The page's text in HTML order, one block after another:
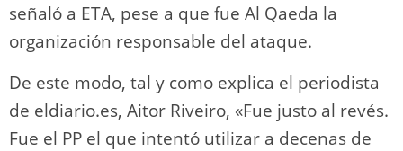
señaló a ETA, pese a que fue Al Qaeda la
organización responsable del ataque.
De este modo, tal y como explica el periodista
de eldiario.es, Aitor Riveiro, «Fue justo al revés.
Fue el PP el que intentó utilizar a decenas de